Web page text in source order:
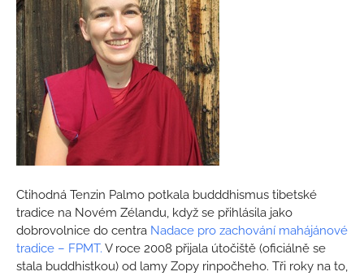
Ctihodná Tenzin Palmo potkala budddhismus tibetské
tradice na Novém Zélandu, když se přihlásila jako
dobrovolnice do centra Nadace pro zachování mahájánové
tradice – FPMT. V roce 2008 přijala útočiště (oficiálně se
stala buddhistkou) od lamy Zopy rinpočheho. Tři roky na to,